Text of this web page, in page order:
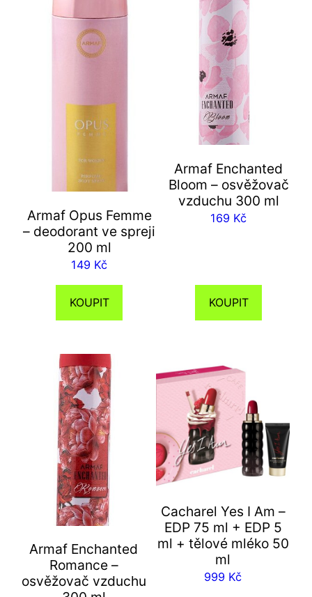
Armaf Opus Femme
– deodorant ve spreji
200 ml
149 Kč
KOUPIT
Armaf Enchanted
Bloom – osvěžovač
vzduchu 300 ml
169 Kč
KOUPIT
Armaf Enchanted
Romance –
osvěžovač vzduchu
Cacharel Yes I Am –
EDP 75 ml + EDP 5
ml + tělové mléko 50
ml
999 Kč